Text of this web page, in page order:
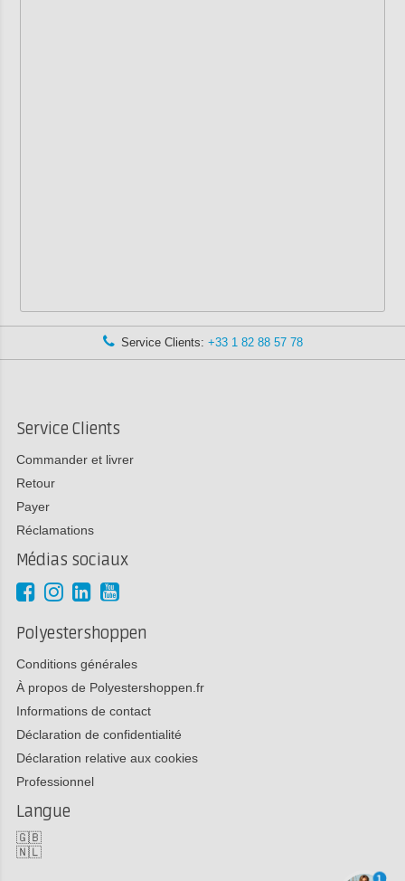
Service Clients: +33 1 82 88 57 78
Service Clients
Commander et livrer
Retour
Payer
Réclamations
Médias sociaux
Polyestershoppen
Conditions générales
À propos de Polyestershoppen.fr
Informations de contact
Déclaration de confidentialité
Déclaration relative aux cookies
Professionnel
Langue
🇬🇧
🇳🇱
1